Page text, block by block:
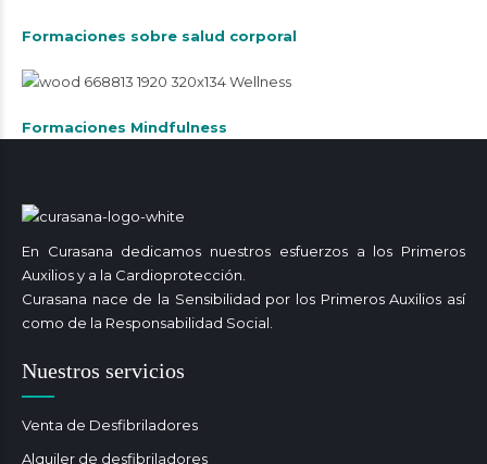
Formaciones sobre salud corporal
Formaciones Mindfulness
En Curasana dedicamos nuestros esfuerzos a los Primeros
Auxilios y a la Cardioprotección.
Curasana nace de la Sensibilidad por los Primeros Auxilios así
como de la Responsabilidad Social.
Nuestros servicios
Venta de Desfibriladores
Alquiler de desfibriladores